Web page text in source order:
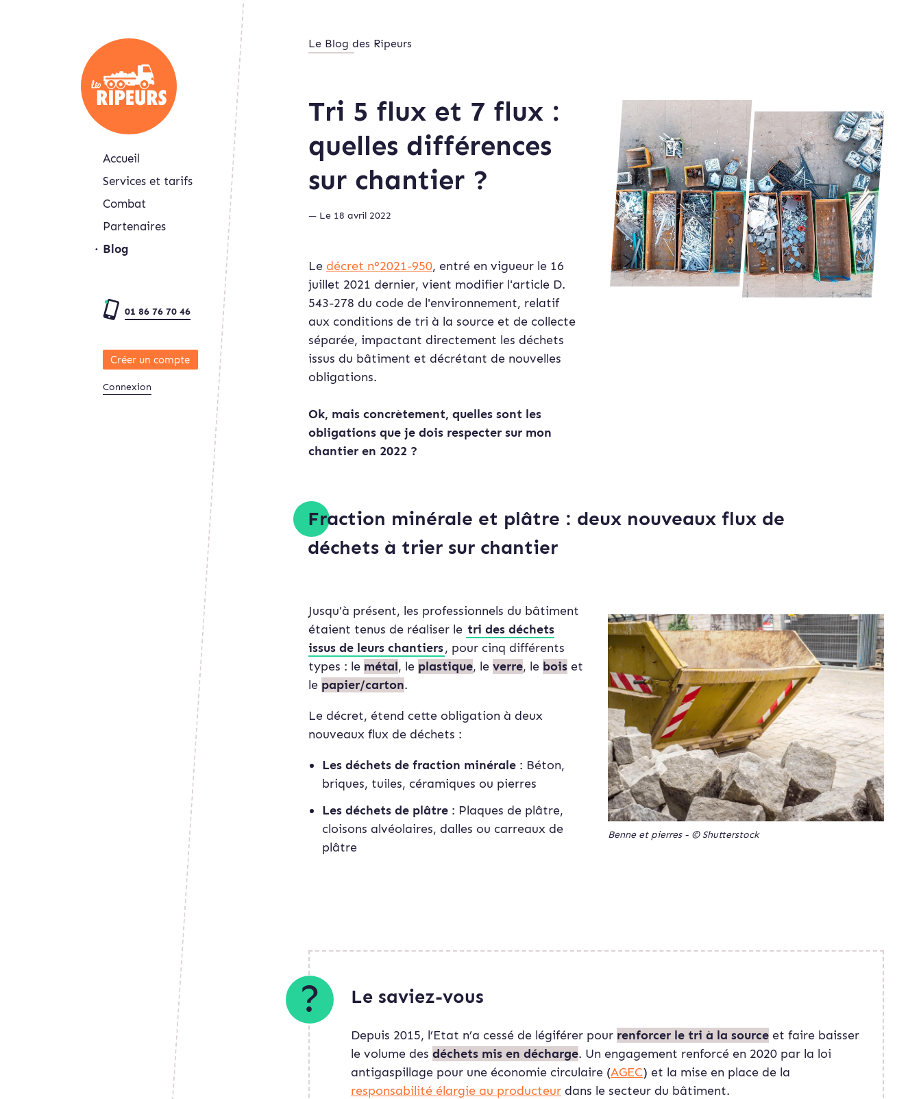
Accueil
Services et tarifs
Combat
Partenaires
Blog
01 86 76 70 46
Créer un compte
Connexion
Le Blog des Ripeurs
Tri 5 flux et 7 flux :
quelles différences
sur chantier ?
— Le 18 avril 2022
Le décret n°2021-950, entré en vigueur le 16
juillet 2021 dernier, vient modifier l'article D.
543-278 du code de l'environnement, relatif
aux conditions de tri à la source et de collecte
séparée, impactant directement les déchets
issus du bâtiment et décrétant de nouvelles
obligations.
Ok, mais concrètement, quelles sont les
obligations que je dois respecter sur mon
chantier en 2022 ?
Fraction minérale et plâtre : deux nouveaux flux de
déchets à trier sur chantier
Jusqu'à présent, les professionnels du bâtiment
étaient tenus de réaliser le tri des déchets
issus de leurs chantiers, pour cinq différents
types : le métal, le plastique, le verre, le bois et
le papier/carton.
Le décret, étend cette obligation à deux
nouveaux flux de déchets :
Les déchets de fraction minérale : Béton,
briques, tuiles, céramiques ou pierres
Les déchets de plâtre : Plaques de plâtre,
cloisons alvéolaires, dalles ou carreaux de
plâtre
Benne et pierres - © Shutterstock
Le saviez-vous
Depuis 2015, l’Etat n’a cessé de légiférer pour renforcer le tri à la source et faire baisser
le volume des déchets mis en décharge. Un engagement renforcé en 2020 par la loi
antigaspillage pour une économie circulaire (AGEC) et la mise en place de la
responsabilité élargie au producteur dans le secteur du bâtiment.